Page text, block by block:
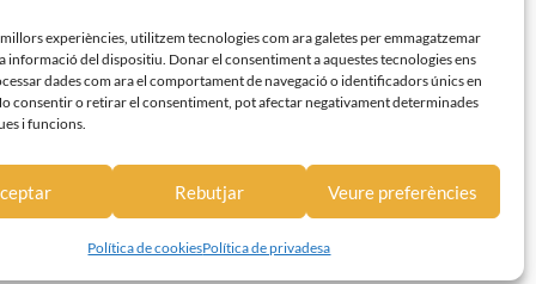
experiències, utilitzem tecnologies com ara galetes per emmagatzemar
informació del dispositiu. Donar el consentiment a aquestes tecnologies ens
dades com ara el comportament de navegació o identificadors únics en
consentir o retirar el consentiment, pot afectar negativament determinades
i funcions.
Rebutjar Veure preferències
Política de cookiesPolítica de privadesa
festivos) por descanso
semanal.